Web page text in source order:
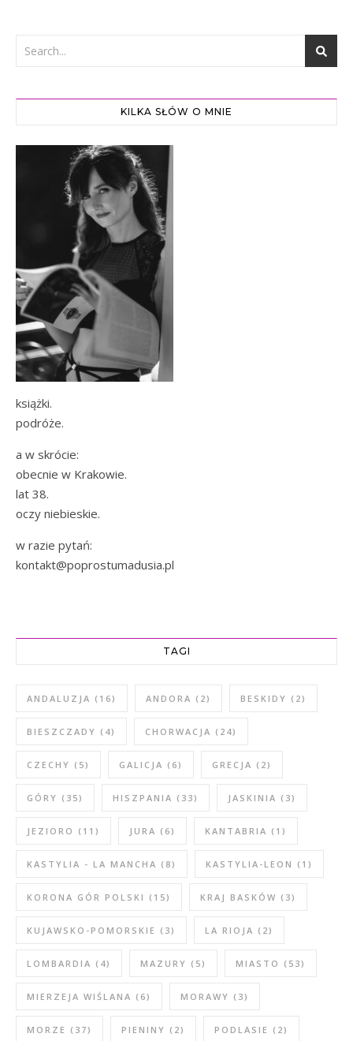
KILKA SŁÓW O MNIE
książki.
podróże.
a w skrócie:
obecnie w Krakowie.
lat 38.
oczy niebieskie.
w razie pytań:
kontakt@poprostumadusia.pl
TAGI
ANDALUZJA (16) ANDORA (2) BESKIDY (2)
BIESZCZADY (4) CHORWACJA (24)
CZECHY (5) GALICJA (6) GRECJA (2)
GÓRY (35) HISZPANIA (33) JASKINIA (3)
JEZIORO (11) JURA (6) KANTABRIA (1)
KASTYLIA - LA MANCHA (8) KASTYLIA-LEON (1)
KORONA GÓR POLSKI (15) KRAJ BASKÓW (3)
KUJAWSKO-POMORSKIE (3) LA RIOJA (2)
LOMBARDIA (4) MAZURY (5) MIASTO (53)
MIERZEJA WIŚLANA (6) MORAWY (3)
MORZE (37) PIENINY (2) PODLASIE (2)